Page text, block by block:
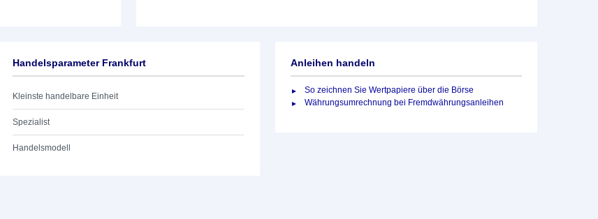
Handelsparameter Frankfurt
Kleinste handelbare Einheit
Spezialist
Handelsmodell
Anleihen handeln
So zeichnen Sie Wertpapiere über die Börse
Währungsumrechnung bei Fremdwährungsanleihen